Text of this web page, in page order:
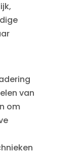
van
om